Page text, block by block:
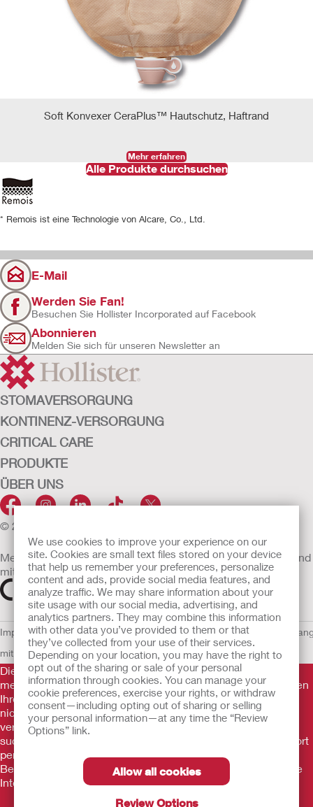
We use cookies to improve your experience on our
site. Cookies are small text files stored on your device
that help us remember your preferences, personalize
content and ads, provide social media features, and
analyze traffic. We may share information about your
site usage with our social media, advertising, and
analytics partners. They may combine this information
with other data you’ve provided to them or that
they’ve collected from your use of their services.
Depending on your location, you may have the right to
opt out of the sharing or sale of your personal
information through cookies. You can manage your
cookie preferences, exercise your rights, or withdraw
consent—including opting out of sharing or selling
your personal information—at any time the “Review
Options” link.
Allow all cookies
Review Options
Soft Konvexer CeraPlus™ Hautschutz, Haftrand
Mehr erfahren
Alle Produkte durchsuchen
* Remois ist eine Technologie von Alcare, Co., Ltd.
E-Mail
Werden Sie Fan!
Besuchen Sie Hollister Incorporated auf Facebook
Abonnieren
Melden Sie sich für unseren Newsletter an
STOMAVERSORGUNG
KONTINENZ-VERSORGUNG
CRITICAL CARE
PRODUKTE
ÜBER UNS
© 2026 Hollister Incorporated
Medizinprodukte, die innerhalb der EU vertrieben werden, sind
mit einem der folgenden Symbole gekennzeichnet
Impressum AGB Nutzungsbedingungen Datenschutzerklärung
mit CookiesEU Whistleblowern-Mitteilung
Die Informationen auf dieser Website sind nicht als
medizinische Beratung gedacht und sollen die Empfehlungen
Ihres eigenen Arztes oder anderer medizinischer Fachkräfte
nicht ersetzen. Diese Website sollte auch nicht dazu
verwendet werden, in einem medizinischen Notfall Hilfe zu
suchen. In einem medizinischen Notfall sollten Sie sich sofort
persönlich in ärztliche Behandlung begeben. Da sich
Bestimmungen ab und zu ändern, besuchen Sie bitte unsere
Internetseite für die aktuellsten Informationen.